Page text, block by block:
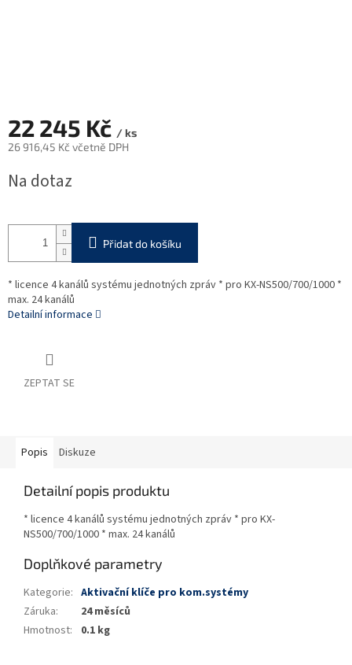
22 245 Kč / ks
26 916,45 Kč včetně DPH
cena:
Na dotaz
Přidat do košíku
* licence 4 kanálů systému jednotných zpráv * pro KX-NS500/700/1000 *
max. 24 kanálů
Detailní informace
ZEPTAT SE
Popis Diskuze
Detailní popis produktu
* licence 4 kanálů systému jednotných zpráv * pro KX-
NS500/700/1000 * max. 24 kanálů
Doplňkové parametry
Kategorie: Aktivační klíče pro kom.systémy
Záruka:
24 měsíců
Hmotnost: 0.1 kg